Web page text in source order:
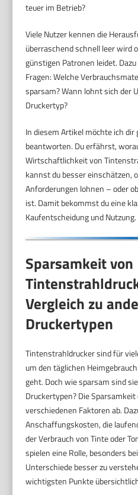
teuer im Betrieb?
Viele Nutzer kennen die
überraschend schnell leer wird
günstigen Patronen leidet.
Fragen: Welche
sparsam? Wann lohnt sich der
Druckertyp?
In diesem Artikel möchte ich dir
beantworten. Du erfährst,
Wirtschaftlichkeit von
kannst du besser einschätzen,
Anforderungen lohnen – oder
ist. Damit bekommst du eine
Kaufentscheidung und Nutzung.
Sparsamkeit von
Vergleich zu
Druckertypen
Tintenstrahldrucker sind für
um den täglichen
geht. Doch wie sparsam sind
Druckertypen? Die
verschiedenen Faktoren ab.
Anschaffungskosten, die
der Verbrauch von Tinte oder
spielen eine Rolle, besonders
Unterschiede besser zu
wichtigsten Punkte